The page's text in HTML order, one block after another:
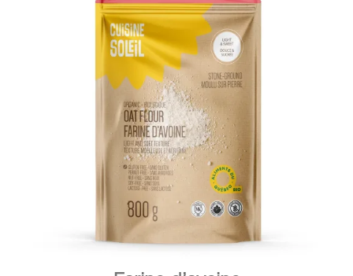
AJOUTER AU PANIER / DÉTAILS